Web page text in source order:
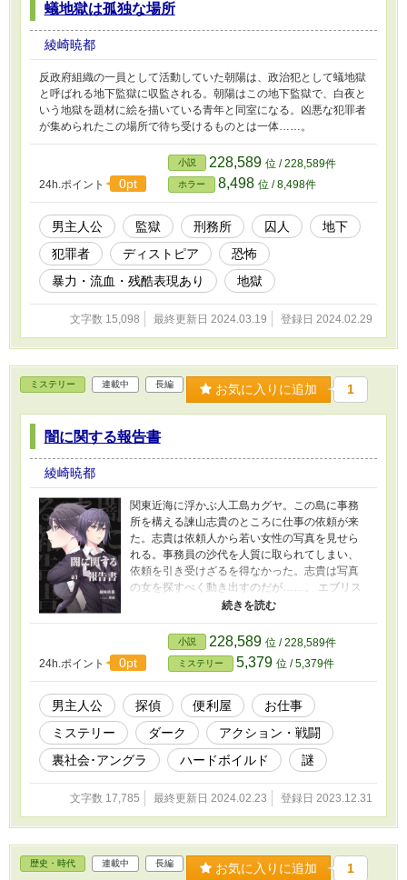
蟻地獄は孤独な場所
綾崎暁都
反政府組織の一員として活動していた朝陽は、政治犯として蟻地獄
と呼ばれる地下監獄に収監される。朝陽はこの地下監獄で、白夜と
いう地獄を題材に絵を描いている青年と同室になる。凶悪な犯罪者
が集められたこの場所で待ち受けるものとは一体……。
24h.ポイント 0pt
小説 228,589 位 / 228,589件
ホラー 8,498 位 / 8,498件
男主人公 監獄 刑務所 囚人
地下
犯罪者
ディストピア
恐怖
暴力・流血・残酷表現あり
地獄
文字数 15,098 最終更新日 2024.03.19 登録日 2024.02.29
ミステリー 連載中 長編 お気に入りに追加 1
闇に関する報告書
綾崎暁都
関東近海に浮かぶ人工島カグヤ。この島に事務
所を構える諫山志貴のところに仕事の依頼が来
た。志貴は依頼人から若い女性の写真を見せら
れる。事務員の沙代を人質に取られてしまい、
依頼を引き受けざるを得なかった。志貴は写真
の女を探すべく動き出すのだが……。 エブリス
タの完結作品特集とジャンル応援キャンペーン
ライト文芸「アウトロー」佳作に選ばれまし
た。 完結作品特集 https://estar.jp/selections/166
ジャンル応援キャンペーン ライト文芸「アウト
ロー」 https://estar.jp/official_contests/153799
竣瀬さんに表紙を描いて頂きました。どうもあ
りがとうございます！素晴らしいイラストや漫
画を描かれる方なので、皆さんも是非見てくだ
さい。最後に竣瀬さんのX(旧Twitter)とInstagram
のリンクを載せておきます。
https://mobile.twitter.com/shunseirasuto
https://www.instagram.com/shunseirasuto ※こ
の小説は他サイトで一度完結しており、それを
一部設定とストーリーを変更して書き直したも
ストで佳作を取っていますが、これは前の設定
とストーリーのものです。
24h.ポイント 0pt
小説 228,589 位 / 228,589件
ミステリー 5,379 位 / 5,379件
男主人公 探偵 便利屋
お仕事
ミステリー
ダーク
アクション・戦闘
裏社会･アングラ
ハードボイルド 謎
文字数 17,785 最終更新日 2024.02.23 登録日 2023.12.31
歴史・時代 連載中 長編 お気に入りに追加 1